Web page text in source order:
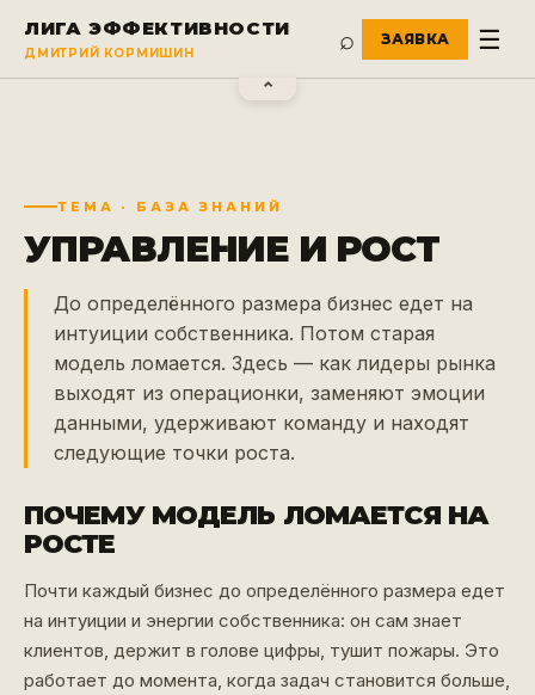
⌃
ЛИГА ЭФФЕКТИВНОСТИ
ДМИТРИЙ КОРМИШИН ⌕ ☰
ТЕМА · БАЗА ЗНАНИЙ
УПРАВЛЕНИЕ И РОСТ
До определённого размера бизнес едет на
интуиции собственника. Потом старая
модель ломается. Здесь — как лидеры рынка
выходят из операционки, заменяют эмоции
данными, удерживают команду и находят
следующие точки роста.
ПОЧЕМУ МОДЕЛЬ ЛОМАЕТСЯ НА
РОСТЕ
Почти каждый бизнес до определённого размера едет
на интуиции и энергии собственника: он сам знает
клиентов, держит в голове цифры, тушит пожары. Это
работает до момента, когда задач становится больше,